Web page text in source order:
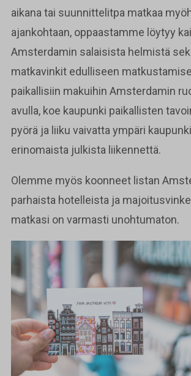
aikana tai suunnittelitpa matkaa
ajankohtaan, oppaastamme löytyy
Amsterdamin salaisista helmistä
matkavinkit edulliseen
paikallisiin makuihin Amsterdamin
avulla, koe kaupunki paikallisten
pyörä ja liiku vaivatta ympäri
erinomaista julkista liikennettä.
Olemme myös koonneet listan
parhaista hotelleista ja
matkasi on varmasti unohtumaton.